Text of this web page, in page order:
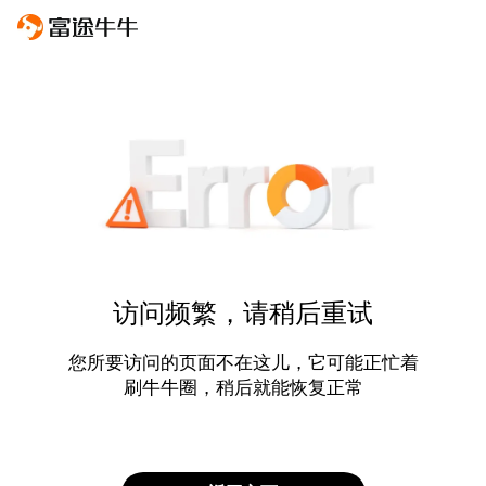
访问频繁，请稍后重试
您所要访问的页面不在这儿，它可能正忙着
刷牛牛圈，稍后就能恢复正常